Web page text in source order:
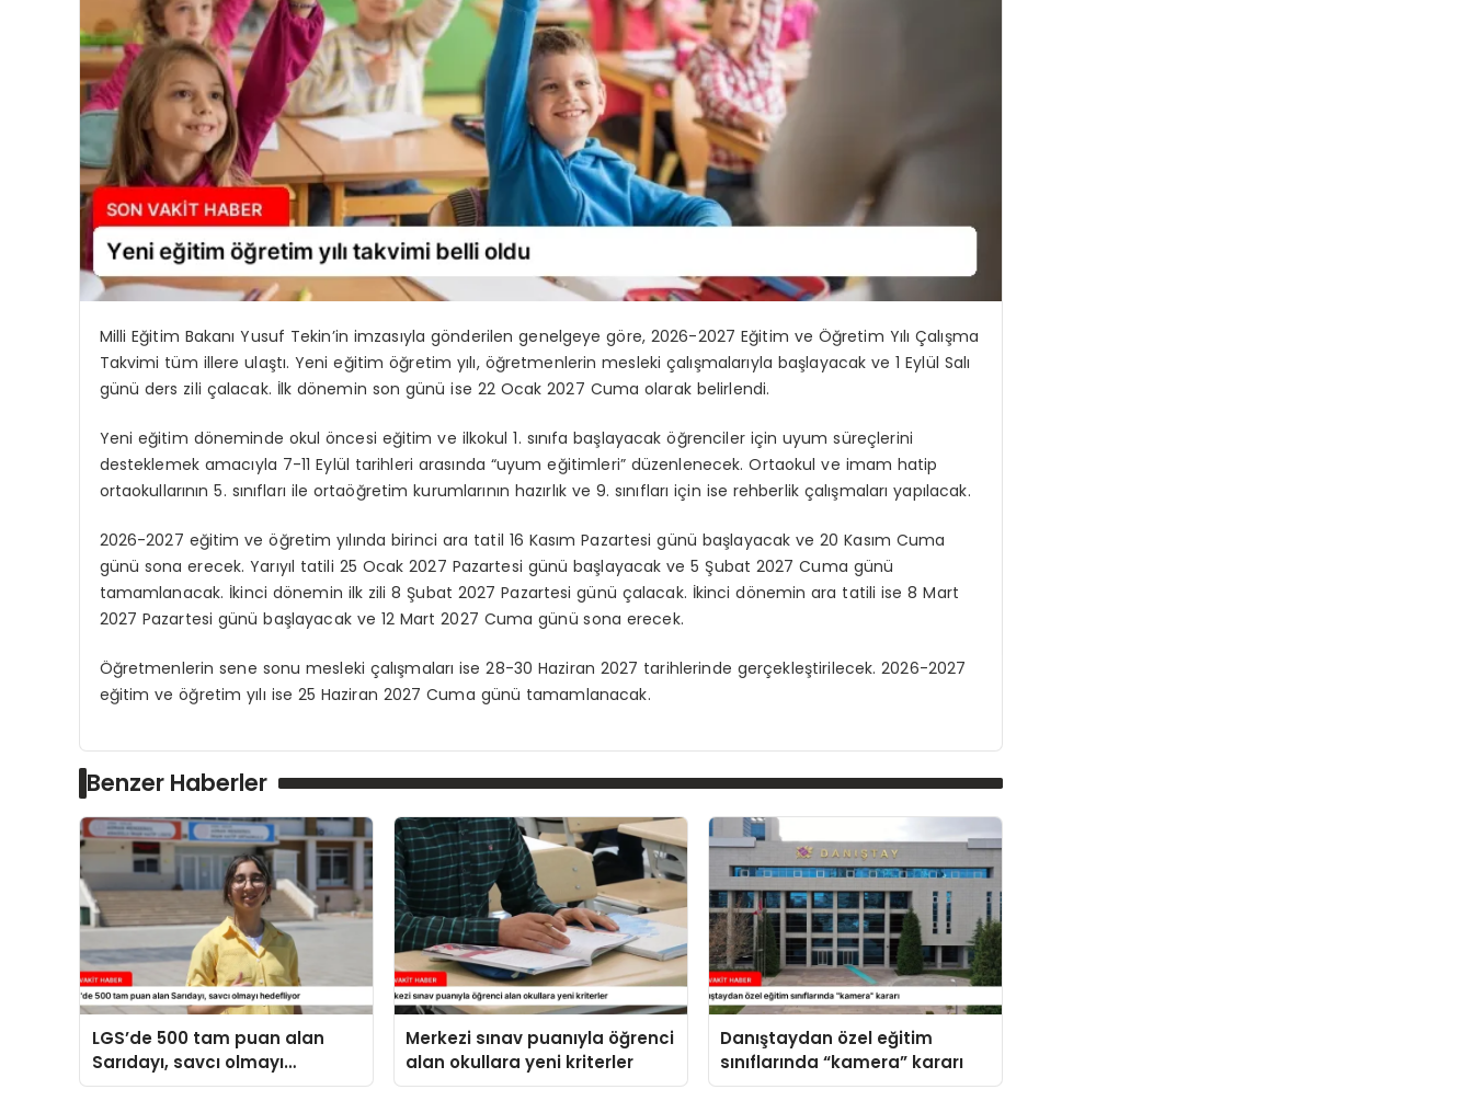
Milli Eğitim Bakanı Yusuf Tekin’in imzasıyla gönderilen genelgeye göre, 2026-2027 Eğitim ve Öğretim Yılı Çalışma
Takvimi tüm illere ulaştı. Yeni eğitim öğretim yılı, öğretmenlerin mesleki çalışmalarıyla başlayacak ve 1 Eylül Salı
günü ders zili çalacak. İlk dönemin son günü ise 22 Ocak 2027 Cuma olarak belirlendi.
Yeni eğitim döneminde okul öncesi eğitim ve ilkokul 1. sınıfa başlayacak öğrenciler için uyum süreçlerini
desteklemek amacıyla 7-11 Eylül tarihleri arasında “uyum eğitimleri” düzenlenecek. Ortaokul ve imam hatip
ortaokullarının 5. sınıfları ile ortaöğretim kurumlarının hazırlık ve 9. sınıfları için ise rehberlik çalışmaları yapılacak.
2026-2027 eğitim ve öğretim yılında birinci ara tatil 16 Kasım Pazartesi günü başlayacak ve 20 Kasım Cuma
günü sona erecek. Yarıyıl tatili 25 Ocak 2027 Pazartesi günü başlayacak ve 5 Şubat 2027 Cuma günü
tamamlanacak. İkinci dönemin ilk zili 8 Şubat 2027 Pazartesi günü çalacak. İkinci dönemin ara tatili ise 8 Mart
2027 Pazartesi günü başlayacak ve 12 Mart 2027 Cuma günü sona erecek.
Öğretmenlerin sene sonu mesleki çalışmaları ise 28-30 Haziran 2027 tarihlerinde gerçekleştirilecek. 2026-2027
eğitim ve öğretim yılı ise 25 Haziran 2027 Cuma günü tamamlanacak.
Benzer Haberler
LGS’de 500 tam puan alan
Sarıdayı, savcı olmayı
hedefliyor
Merkezi sınav puanıyla öğrenci
alan okullara yeni kriterler
Danıştaydan özel eğitim
sınıflarında “kamera” kararı